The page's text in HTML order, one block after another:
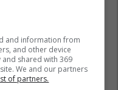
and information from
and other device
shared with 369
We and our partners
of partners.